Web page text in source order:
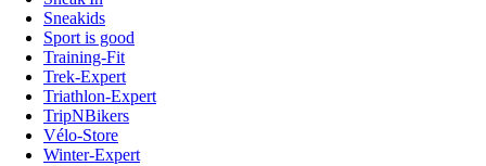
Sneakids
Sport is good
Training-Fit
Trek-Expert
Triathlon-Expert
TripNBikers
Vélo-Store
Winter-Expert